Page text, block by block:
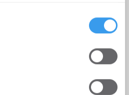
your personal data is processed
in the
content and ads, to